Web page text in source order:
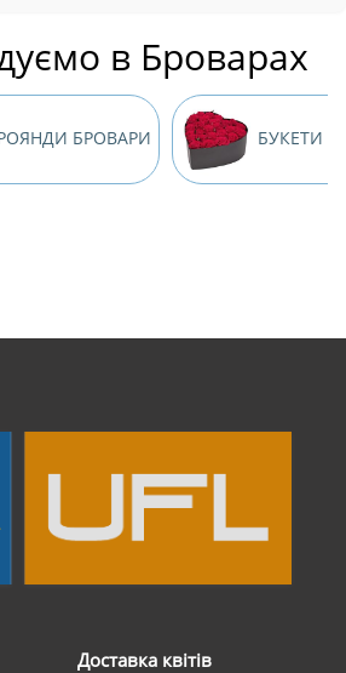
в Броварах
БРОВАРИ БУКЕТИ
Доставка квітів